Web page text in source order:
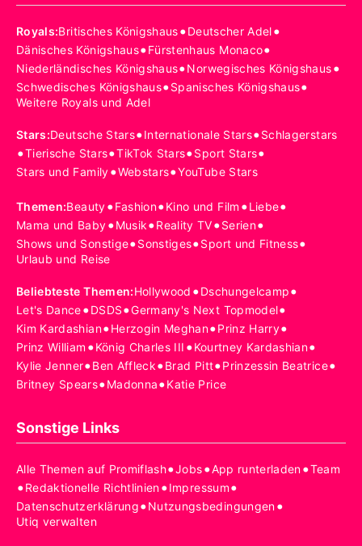
Royals:Britisches Königshaus•Deutscher Adel•
Dänisches Königshaus•Fürstenhaus Monaco•
Niederländisches Königshaus•Norwegisches Königshaus•
Schwedisches Königshaus•Spanisches Königshaus•
Weitere Royals und Adel
Stars:Deutsche Stars•Internationale Stars•Schlagerstars
•Tierische Stars•TikTok Stars•Sport Stars•
Stars und Family•Webstars•YouTube Stars
Themen:Beauty•Fashion•Kino und Film •Liebe•
Mama und Baby•Musik•Reality TV•Serien•
Shows und Sonstige•Sonstiges•Sport und Fitness•
Urlaub und Reise
Beliebteste Themen:Hollywood •Dschungelcamp•
Let's Dance•DSDS•Germany's Next Topmodel•
Kim Kardashian•Herzogin Meghan•Prinz Harry•
Prinz William •König Charles III •Kourtney Kardashian•
Kylie Jenner•Ben Affleck•Brad Pitt•Prinzessin Beatrice•
Britney Spears•Madonna•Katie Price
Sonstige Links
Alle Themen auf Promiflash•Jobs•App runterladen•Team
•Redaktionelle Richtlinien•Impressum•
Datenschutzerklärung•Nutzungsbedingungen•
Utiq verwalten